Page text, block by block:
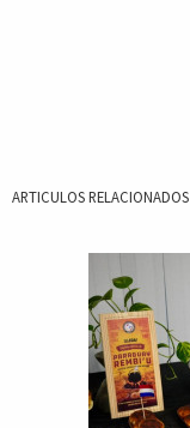
ARTICULOS RELACIONADOS